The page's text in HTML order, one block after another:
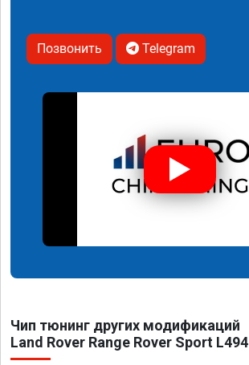
Позвонить Telegram
Чип тюнинг других модификаций
Land Rover Range Rover Sport L494